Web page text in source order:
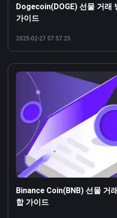
Dogecoin(DOGE) 선물 거래
가이드
2025-02-27 07:57:25
Binance Coin(BNB) 선물 거
합 가이드